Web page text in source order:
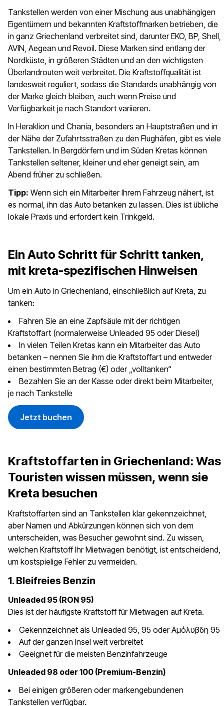
Tankstellen werden von einer Mischung aus unabhängigen
Eigentümern und bekannten Kraftstoffmarken betrieben, die
in ganz Griechenland verbreitet sind, darunter EKO, BP, Shell,
AVIN, Aegean und Revoil. Diese Marken sind entlang der
Nordküste, in größeren Städten und an den wichtigsten
Überlandrouten weit verbreitet. Die Kraftstoffqualität ist
landesweit reguliert, sodass die Standards unabhängig von
der Marke gleich bleiben, auch wenn Preise und
Verfügbarkeit je nach Standort variieren.
In Heraklion und Chania, besonders an Hauptstraßen und in
der Nähe der Zufahrtsstraßen zu den Flughäfen, gibt es viele
Tankstellen. In Bergdörfern und im Süden Kretas können
Tankstellen seltener, kleiner und eher geneigt sein, am
Abend früher zu schließen.
Tipp: Wenn sich ein Mitarbeiter Ihrem Fahrzeug nähert, ist
es normal, ihn das Auto betanken zu lassen. Dies ist übliche
lokale Praxis und erfordert kein Trinkgeld.
Ein Auto Schritt für Schritt tanken,
mit kreta-spezifischen Hinweisen
Um ein Auto in Griechenland, einschließlich auf Kreta, zu
tanken:
Fahren Sie an eine Zapfsäule mit der richtigen
Kraftstoffart (normalerweise Unleaded 95 oder Diesel)
In vielen Teilen Kretas kann ein Mitarbeiter das Auto
betanken – nennen Sie ihm die Kraftstoffart und entweder
einen bestimmten Betrag (€) oder „volltanken“
Bezahlen Sie an der Kasse oder direkt beim Mitarbeiter,
je nach Tankstelle
Jetzt buchen
Kraftstoffarten in Griechenland: Was
Touristen wissen müssen, wenn sie
Kreta besuchen
Kraftstoffarten sind an Tankstellen klar gekennzeichnet,
aber Namen und Abkürzungen können sich von dem
unterscheiden, was Besucher gewohnt sind. Zu wissen,
welchen Kraftstoff Ihr Mietwagen benötigt, ist entscheidend,
um kostspielige Fehler zu vermeiden.
1. Bleifreies Benzin
Unleaded 95 (RON 95)
Dies ist der häufigste Kraftstoff für Mietwagen auf Kreta.
Gekennzeichnet als Unleaded 95, 95 oder Αμόλυβδη 95
Auf der ganzen Insel weit verbreitet
Geeignet für die meisten Benzinfahrzeuge
Unleaded 98 oder 100 (Premium-Benzin)
Bei einigen größeren oder markengebundenen
Tankstellen verfügbar.